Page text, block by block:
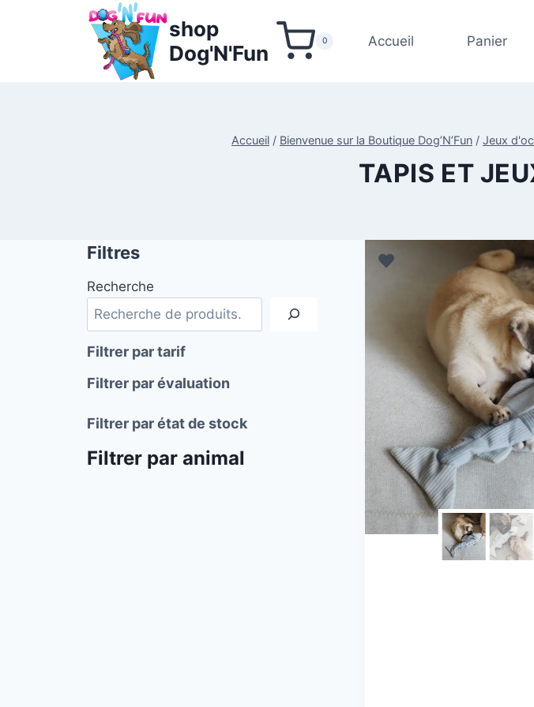
shop
Dog'N'Fun
0 Accueil Panier
Accueil / Bienvenue sur la Boutique Dog’N’Fun / Jeux
TAPIS ET
Filtres
Recherche
Filtrer par tarif
Filtrer par évaluation
Filtrer par état de stock
Filtrer par animal